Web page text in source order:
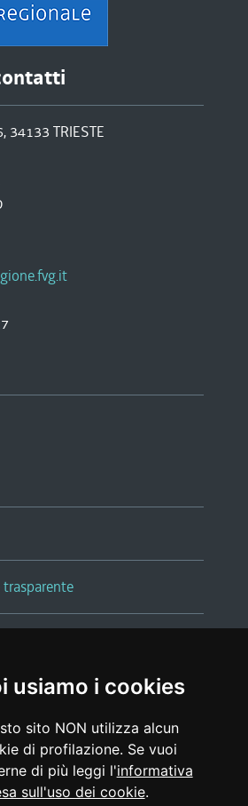
usiamo i cookies
sito NON utilizza alcun
di profilazione. Se vuoi
di più leggi l'informativa
sull'uso dei cookie.
34133 TRIESTE
note legali |glossario
media policy
|feedback